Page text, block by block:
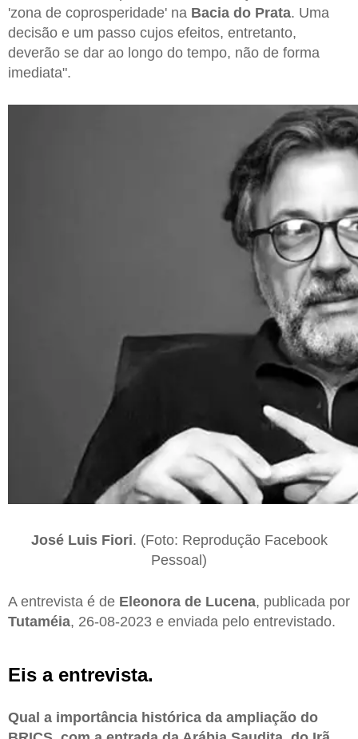
'zona de coprosperidade' na Bacia do Prata. Uma
decisão e um passo cujos efeitos, entretanto,
deverão se dar ao longo do tempo, não de forma
imediata".
José Luis Fiori. (Foto: Reprodução Facebook
Pessoal)
A entrevista é de Eleonora de Lucena, publicada por
Tutaméia, 26-08-2023 e enviada pelo entrevistado.
Eis a entrevista.
Qual a importância histórica da ampliação do